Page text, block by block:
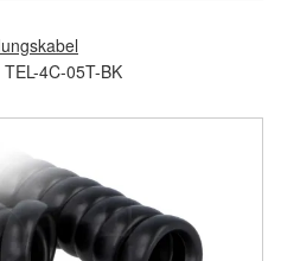
TEL-4C-05T-BK